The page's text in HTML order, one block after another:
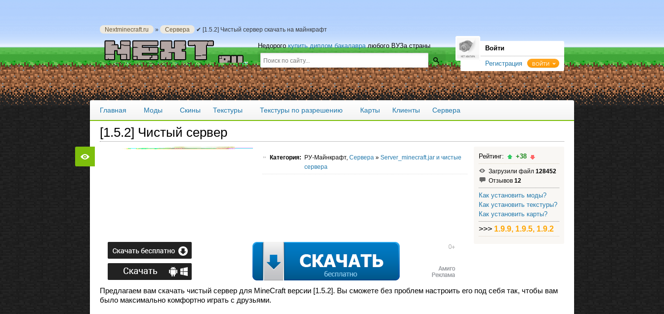
Nextminecraft.ru » Сервера ✔ [1.5.2] Чистый сервер скачать на майнкрафт
Недорогокупить диплом бакалавралюбого ВУЗа страны Войти
Регистрация ВОЙТИ
Главная Моды Скины Текстуры Текстуры по разрешению Карты Клиенты Сервера
[1.5.2] Чистый сервер
Категория: РУ-Майнкрафт, Сервера » Server_minecraft.jar и чистые
сервера
Рейтинг: +38
Загрузили файл 128452
Отзывов 12
Как установить моды?
Как установить текстуры?
Как установить карты?
>>> 1.9.9, 1.9.5, 1.9.2
Предлагаем вам скачать чистый сервер для MineCraft версии [1.5.2]. Вы сможете без проблем настроить его под себя так, чтобы вам
было максимально комфортно играть с друзьями.